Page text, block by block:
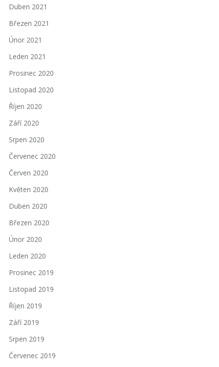
Duben 2021
Březen 2021
Únor 2021
Leden 2021
Prosinec 2020
Listopad 2020
Říjen 2020
Září 2020
Srpen 2020
Červenec 2020
Červen 2020
Květen 2020
Duben 2020
Březen 2020
Únor 2020
Leden 2020
Prosinec 2019
Listopad 2019
Říjen 2019
Září 2019
Srpen 2019
Červenec 2019